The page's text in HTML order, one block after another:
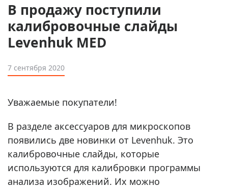
В продажу поступили
калибровочные слайды
Levenhuk MED
7 сентября 2020
Уважаемые покупатели!
В разделе аксессуаров для микроскопов
появились две новинки от Levenhuk. Это
калибровочные слайды, которые
используются для калибровки программы
анализа изображений. Их можно